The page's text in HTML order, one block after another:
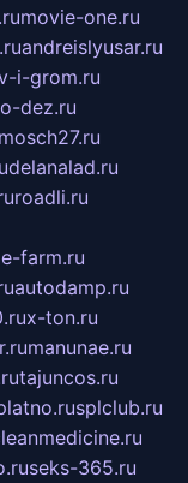
movie-one.ru
andreislyusar.ru
i-grom.ru
dez.ru
delanalad.ru
roadli.ru
farm.ru
autodamp.ru
x-ton.ru
manunae.ru
tajuncos.ru
splclub.ru
seks-365.ru